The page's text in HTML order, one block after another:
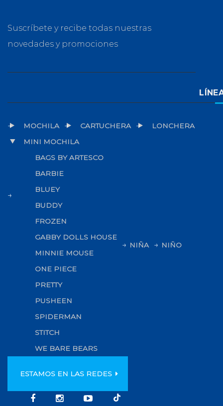
Suscríbete y recibe todas nuestras
novedades y promociones
MOCHILA CARTUCHERA
LONCHERA
MINI MOCHILA
BAGS BY ARTESCO
BARBIE
BLUEY
BUDDY
FROZEN
GABBY DOLLS HOUSE
MINNIE MOUSE
ONE PIECE
PRETTY
PUSHEEN
SPIDERMAN
STITCH
WE BARE BEARS
NIÑA NIÑO
ESTAMOS EN LAS REDES